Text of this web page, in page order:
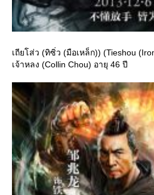
เถียโส่ว (ทิซิ่ว (มือเหล็ก)) (Tieshou
เจ้าหลง (Collin Chou) อายุ 46 ปี